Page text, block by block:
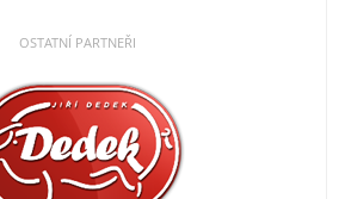
OSTATNÍ PARTNEŘI